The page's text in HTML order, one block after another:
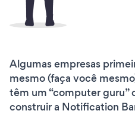
Algumas empresas
mesmo (faça você
têm um “computer guru”
construir a Notification